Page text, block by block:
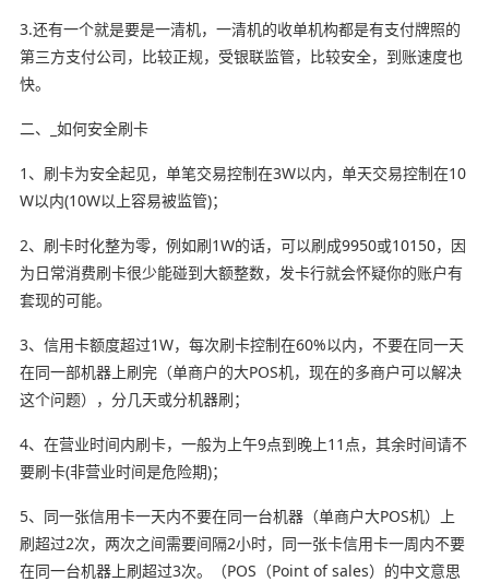
3.还有一个就是要是一清机，一清机的收单机构都是有支付牌照的
第三方支付公司，比较正规，受银联监管，比较安全，到账速度也
快。
二、_如何安全刷卡
1、刷卡为安全起见，单笔交易控制在3W以内，单天交易控制在10
W以内(10W以上容易被监管)；
2、刷卡时化整为零，例如刷1W的话，可以刷成9950或10150，因
为日常消费刷卡很少能碰到大额整数，发卡行就会怀疑你的账户有
套现的可能。
3、信用卡额度超过1W，每次刷卡控制在60%以内，不要在同一天
在同一部机器上刷完（单商户的大POS机，现在的多商户可以解决
这个问题），分几天或分机器刷；
4、在营业时间内刷卡，一般为上午9点到晚上11点，其余时间请不
要刷卡(非营业时间是危险期)；
5、同一张信用卡一天内不要在同一台机器（单商户大POS机）上
刷超过2次，两次之间需要间隔2小时，同一张卡信用卡一周内不要
在同一台机器上刷超过3次。（POS（Point of sales）的中文意思